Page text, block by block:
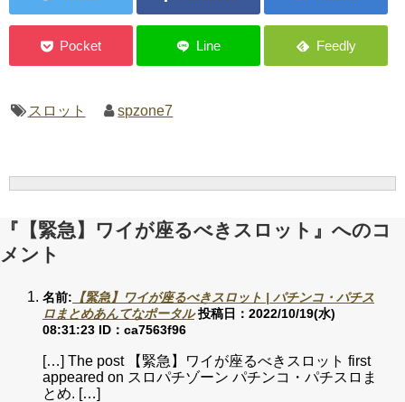
スロット spzone7
『【緊急】ワイが座るべきスロット』へのコ
メント
名前: 【緊急】ワイが座るべきスロット | パチンコ・パチス
ロまとめあんてなポータル 投稿日：2022/10/19(水)
08:31:23 ID：ca7563f96
[…] The post 【緊急】ワイが座るべきスロット first
appeared on スロパチゾーン パチンコ・パチスロま
とめ. […]